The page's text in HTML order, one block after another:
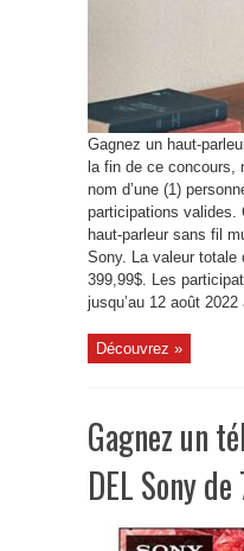
Gagnez un haut-
la fin de ce concours,
nom d’une (1)
participations valides.
haut-parleur sans fil
Sony. La valeur totale
399,99$. Les
jusqu’au 12 août
Découvrez »
Gagnez un
DEL Sony